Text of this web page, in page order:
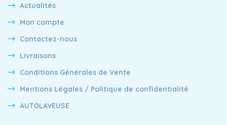
Actualités
Mon compte
Contactez-nous
Livraisons
Conditions Générales de Vente
Mentions Légales / Politique de confidentialité
AUTOLAVEUSE